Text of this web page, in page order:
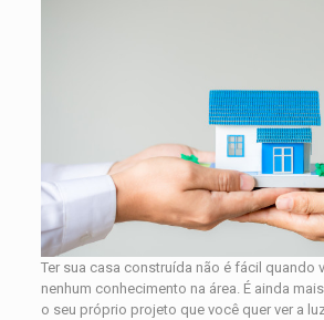
Ter sua casa construída não é fácil quando
nenhum conhecimento na área. É ainda
o seu próprio projeto que você quer ver a